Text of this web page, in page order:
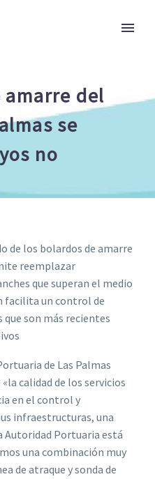
amarre del
se
no
de los bolardos de amarre
reemplazar
que superan el medio
facilita un control de
son más recientes
de Las Palmas
calidad de los servicios
en el control y
infraestructuras, una
Autoridad Portuaria está
una combinación muy
de atraque y sonda de